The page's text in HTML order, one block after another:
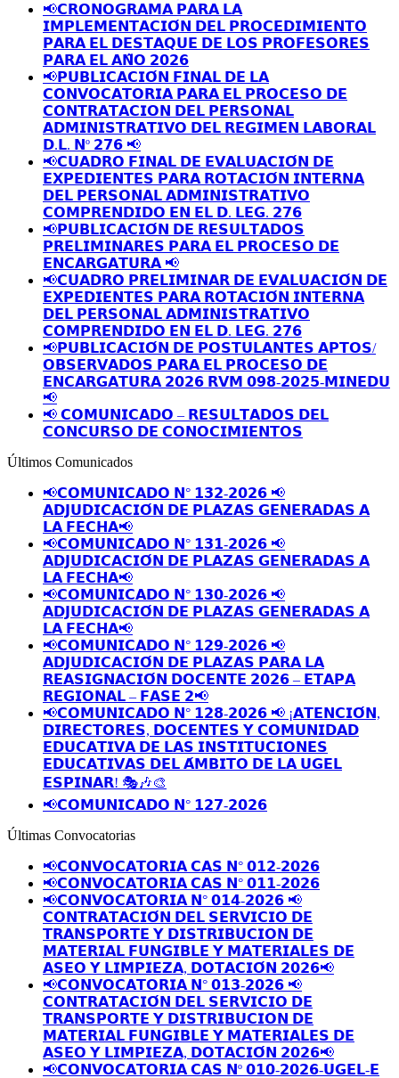
📢𝗖𝗥𝗢𝗡𝗢𝗚𝗥𝗔𝗠𝗔 𝗣𝗔𝗥𝗔 𝗟𝗔
𝗜𝗠𝗣𝗟𝗘𝗠𝗘𝗡𝗧𝗔𝗖𝗜𝗢́𝗡 𝗗𝗘𝗟 𝗣𝗥𝗢𝗖𝗘𝗗𝗜𝗠𝗜𝗘𝗡𝗧𝗢
𝗣𝗔𝗥𝗔 𝗘𝗟 𝗗𝗘𝗦𝗧𝗔𝗤𝗨𝗘 𝗗𝗘 𝗟𝗢𝗦 𝗣𝗥𝗢𝗙𝗘𝗦𝗢𝗥𝗘𝗦
𝗣𝗔𝗥𝗔 𝗘𝗟 𝗔𝗡̃𝗢 𝟮𝟬𝟮𝟲
📢𝗣𝗨𝗕𝗟𝗜𝗖𝗔𝗖𝗜𝗢́𝗡 𝗙𝗜𝗡𝗔𝗟 𝗗𝗘 𝗟𝗔
𝗖𝗢𝗡𝗩𝗢𝗖𝗔𝗧𝗢𝗥𝗜𝗔 𝗣𝗔𝗥𝗔 𝗘𝗟 𝗣𝗥𝗢𝗖𝗘𝗦𝗢 𝗗𝗘
𝗖𝗢𝗡𝗧𝗥𝗔𝗧𝗔𝗖𝗜𝗢𝗡 𝗗𝗘𝗟 𝗣𝗘𝗥𝗦𝗢𝗡𝗔𝗟
𝗔𝗗𝗠𝗜𝗡𝗜𝗦𝗧𝗥𝗔𝗧𝗜𝗩𝗢 𝗗𝗘𝗟 𝗥𝗘𝗚𝗜𝗠𝗘𝗡 𝗟𝗔𝗕𝗢𝗥𝗔𝗟
𝗗.𝗟. 𝗡º 𝟮𝟳𝟲 📢
📢𝗖𝗨𝗔𝗗𝗥𝗢 𝗙𝗜𝗡𝗔𝗟 𝗗𝗘 𝗘𝗩𝗔𝗟𝗨𝗔𝗖𝗜𝗢́𝗡 𝗗𝗘
𝗘𝗫𝗣𝗘𝗗𝗜𝗘𝗡𝗧𝗘𝗦 𝗣𝗔𝗥𝗔 𝗥𝗢𝗧𝗔𝗖𝗜𝗢́𝗡 𝗜𝗡𝗧𝗘𝗥𝗡𝗔
𝗗𝗘𝗟 𝗣𝗘𝗥𝗦𝗢𝗡𝗔𝗟 𝗔𝗗𝗠𝗜𝗡𝗜𝗦𝗧𝗥𝗔𝗧𝗜𝗩𝗢
𝗖𝗢𝗠𝗣𝗥𝗘𝗡𝗗𝗜𝗗𝗢 𝗘𝗡 𝗘𝗟 𝗗. 𝗟𝗘𝗚. 𝟮𝟳𝟲
📢𝗣𝗨𝗕𝗟𝗜𝗖𝗔𝗖𝗜𝗢́𝗡 𝗗𝗘 𝗥𝗘𝗦𝗨𝗟𝗧𝗔𝗗𝗢𝗦
𝗣𝗥𝗘𝗟𝗜𝗠𝗜𝗡𝗔𝗥𝗘𝗦 𝗣𝗔𝗥𝗔 𝗘𝗟 𝗣𝗥𝗢𝗖𝗘𝗦𝗢 𝗗𝗘
𝗘𝗡𝗖𝗔𝗥𝗚𝗔𝗧𝗨𝗥𝗔 📢
📢𝗖𝗨𝗔𝗗𝗥𝗢 𝗣𝗥𝗘𝗟𝗜𝗠𝗜𝗡𝗔𝗥 𝗗𝗘 𝗘𝗩𝗔𝗟𝗨𝗔𝗖𝗜𝗢́𝗡 𝗗𝗘
𝗘𝗫𝗣𝗘𝗗𝗜𝗘𝗡𝗧𝗘𝗦 𝗣𝗔𝗥𝗔 𝗥𝗢𝗧𝗔𝗖𝗜𝗢́𝗡 𝗜𝗡𝗧𝗘𝗥𝗡𝗔
𝗗𝗘𝗟 𝗣𝗘𝗥𝗦𝗢𝗡𝗔𝗟 𝗔𝗗𝗠𝗜𝗡𝗜𝗦𝗧𝗥𝗔𝗧𝗜𝗩𝗢
𝗖𝗢𝗠𝗣𝗥𝗘𝗡𝗗𝗜𝗗𝗢 𝗘𝗡 𝗘𝗟 𝗗. 𝗟𝗘𝗚. 𝟮𝟳𝟲
📢𝗣𝗨𝗕𝗟𝗜𝗖𝗔𝗖𝗜𝗢́𝗡 𝗗𝗘 𝗣𝗢𝗦𝗧𝗨𝗟𝗔𝗡𝗧𝗘𝗦 𝗔𝗣𝗧𝗢𝗦/
𝗢𝗕𝗦𝗘𝗥𝗩𝗔𝗗𝗢𝗦 𝗣𝗔𝗥𝗔 𝗘𝗟 𝗣𝗥𝗢𝗖𝗘𝗦𝗢 𝗗𝗘
𝗘𝗡𝗖𝗔𝗥𝗚𝗔𝗧𝗨𝗥𝗔 𝟮𝟬𝟮𝟲 𝗥𝗩𝗠 𝟬𝟵𝟴-𝟮𝟬𝟮𝟱-𝗠𝗜𝗡𝗘𝗗𝗨
📢
📢 𝗖𝗢𝗠𝗨𝗡𝗜𝗖𝗔𝗗𝗢 – 𝗥𝗘𝗦𝗨𝗟𝗧𝗔𝗗𝗢𝗦 𝗗𝗘𝗟
𝗖𝗢𝗡𝗖𝗨𝗥𝗦𝗢 𝗗𝗘 𝗖𝗢𝗡𝗢𝗖𝗜𝗠𝗜𝗘𝗡𝗧𝗢𝗦
Últimos Comunicados
📢𝗖𝗢𝗠𝗨𝗡𝗜𝗖𝗔𝗗𝗢 𝗡° 𝟭𝟯𝟮-𝟮𝟬𝟮𝟲 📢
𝗔𝗗𝗝𝗨𝗗𝗜𝗖𝗔𝗖𝗜𝗢́𝗡 𝗗𝗘 𝗣𝗟𝗔𝗭𝗔𝗦 𝗚𝗘𝗡𝗘𝗥𝗔𝗗𝗔𝗦 𝗔
𝗟𝗔 𝗙𝗘𝗖𝗛𝗔📢
📢𝗖𝗢𝗠𝗨𝗡𝗜𝗖𝗔𝗗𝗢 𝗡° 𝟭𝟯𝟭-𝟮𝟬𝟮𝟲 📢
𝗔𝗗𝗝𝗨𝗗𝗜𝗖𝗔𝗖𝗜𝗢́𝗡 𝗗𝗘 𝗣𝗟𝗔𝗭𝗔𝗦 𝗚𝗘𝗡𝗘𝗥𝗔𝗗𝗔𝗦 𝗔
𝗟𝗔 𝗙𝗘𝗖𝗛𝗔📢
📢𝗖𝗢𝗠𝗨𝗡𝗜𝗖𝗔𝗗𝗢 𝗡° 𝟭𝟯𝟬-𝟮𝟬𝟮𝟲 📢
𝗔𝗗𝗝𝗨𝗗𝗜𝗖𝗔𝗖𝗜𝗢́𝗡 𝗗𝗘 𝗣𝗟𝗔𝗭𝗔𝗦 𝗚𝗘𝗡𝗘𝗥𝗔𝗗𝗔𝗦 𝗔
𝗟𝗔 𝗙𝗘𝗖𝗛𝗔📢
📢𝗖𝗢𝗠𝗨𝗡𝗜𝗖𝗔𝗗𝗢 𝗡° 𝟭𝟮𝟵-𝟮𝟬𝟮𝟲 📢
𝗔𝗗𝗝𝗨𝗗𝗜𝗖𝗔𝗖𝗜𝗢́𝗡 𝗗𝗘 𝗣𝗟𝗔𝗭𝗔𝗦 𝗣𝗔𝗥𝗔 𝗟𝗔
𝗥𝗘𝗔𝗦𝗜𝗚𝗡𝗔𝗖𝗜𝗢́𝗡 𝗗𝗢𝗖𝗘𝗡𝗧𝗘 𝟮𝟬𝟮𝟲 – 𝗘𝗧𝗔𝗣𝗔
𝗥𝗘𝗚𝗜𝗢𝗡𝗔𝗟 – 𝗙𝗔𝗦𝗘 𝟮📢
📢𝗖𝗢𝗠𝗨𝗡𝗜𝗖𝗔𝗗𝗢 𝗡° 𝟭𝟮𝟴-𝟮𝟬𝟮𝟲 📢 ¡𝗔𝗧𝗘𝗡𝗖𝗜𝗢́𝗡,
𝗗𝗜𝗥𝗘𝗖𝗧𝗢𝗥𝗘𝗦, 𝗗𝗢𝗖𝗘𝗡𝗧𝗘𝗦 𝗬 𝗖𝗢𝗠𝗨𝗡𝗜𝗗𝗔𝗗
𝗘𝗗𝗨𝗖𝗔𝗧𝗜𝗩𝗔 𝗗𝗘 𝗟𝗔𝗦 𝗜𝗡𝗦𝗧𝗜𝗧𝗨𝗖𝗜𝗢𝗡𝗘𝗦
𝗘𝗗𝗨𝗖𝗔𝗧𝗜𝗩𝗔𝗦 𝗗𝗘𝗟 𝗔́𝗠𝗕𝗜𝗧𝗢 𝗗𝗘 𝗟𝗔 𝗨𝗚𝗘𝗟
𝗘𝗦𝗣𝗜𝗡𝗔𝗥! 🎭🎶🎨
📢𝗖𝗢𝗠𝗨𝗡𝗜𝗖𝗔𝗗𝗢 𝗡° 𝟭𝟮𝟳-𝟮𝟬𝟮𝟲
Últimas Convocatorias
📢𝗖𝗢𝗡𝗩𝗢𝗖𝗔𝗧𝗢𝗥𝗜𝗔 𝗖𝗔𝗦 𝗡° 𝟬𝟭𝟮-𝟮𝟬𝟮𝟲
📢𝗖𝗢𝗡𝗩𝗢𝗖𝗔𝗧𝗢𝗥𝗜𝗔 𝗖𝗔𝗦 𝗡° 𝟬𝟭𝟭-𝟮𝟬𝟮𝟲
📢𝗖𝗢𝗡𝗩𝗢𝗖𝗔𝗧𝗢𝗥𝗜𝗔 𝗡° 𝟬𝟭𝟰-𝟮𝟬𝟮𝟲 📢
𝗖𝗢𝗡𝗧𝗥𝗔𝗧𝗔𝗖𝗜𝗢́𝗡 𝗗𝗘𝗟 𝗦𝗘𝗥𝗩𝗜𝗖𝗜𝗢 𝗗𝗘
𝗧𝗥𝗔𝗡𝗦𝗣𝗢𝗥𝗧𝗘 𝗬 𝗗𝗜𝗦𝗧𝗥𝗜𝗕𝗨𝗖𝗜𝗢𝗡 𝗗𝗘
𝗠𝗔𝗧𝗘𝗥𝗜𝗔𝗟 𝗙𝗨𝗡𝗚𝗜𝗕𝗟𝗘 𝗬 𝗠𝗔𝗧𝗘𝗥𝗜𝗔𝗟𝗘𝗦 𝗗𝗘
𝗔𝗦𝗘𝗢 𝗬 𝗟𝗜𝗠𝗣𝗜𝗘𝗭𝗔, 𝗗𝗢𝗧𝗔𝗖𝗜𝗢́𝗡 𝟮𝟬𝟮𝟲📢
📢𝗖𝗢𝗡𝗩𝗢𝗖𝗔𝗧𝗢𝗥𝗜𝗔 𝗡° 𝟬𝟭𝟯-𝟮𝟬𝟮𝟲 📢
𝗖𝗢𝗡𝗧𝗥𝗔𝗧𝗔𝗖𝗜𝗢́𝗡 𝗗𝗘𝗟 𝗦𝗘𝗥𝗩𝗜𝗖𝗜𝗢 𝗗𝗘
𝗧𝗥𝗔𝗡𝗦𝗣𝗢𝗥𝗧𝗘 𝗬 𝗗𝗜𝗦𝗧𝗥𝗜𝗕𝗨𝗖𝗜𝗢𝗡 𝗗𝗘
𝗠𝗔𝗧𝗘𝗥𝗜𝗔𝗟 𝗙𝗨𝗡𝗚𝗜𝗕𝗟𝗘 𝗬 𝗠𝗔𝗧𝗘𝗥𝗜𝗔𝗟𝗘𝗦 𝗗𝗘
𝗔𝗦𝗘𝗢 𝗬 𝗟𝗜𝗠𝗣𝗜𝗘𝗭𝗔, 𝗗𝗢𝗧𝗔𝗖𝗜𝗢́𝗡 𝟮𝟬𝟮𝟲📢
📢𝗖𝗢𝗡𝗩𝗢𝗖𝗔𝗧𝗢𝗥𝗜𝗔 𝗖𝗔𝗦 𝗡º 𝟬𝟭𝟬-𝟮𝟬𝟮𝟲-𝗨𝗚𝗘𝗟-𝗘